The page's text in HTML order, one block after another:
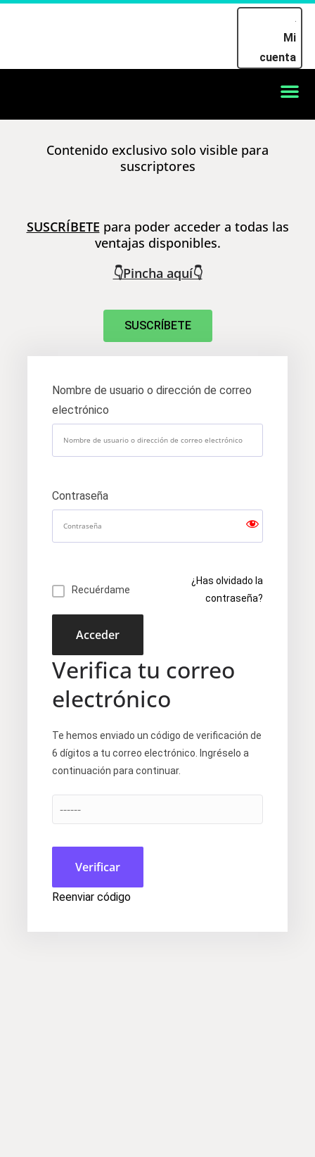
Mi
cuenta
Contenido exclusivo solo visible para
suscriptores
SUSCRÍBETE para poder acceder a todas las
ventajas disponibles.
👇Pincha aquí👇
SUSCRÍBETE
Nombre de usuario o dirección de correo
electrónico
Contraseña
Recuérdame
¿Has olvidado la
contraseña?
Acceder
Verifica tu correo
electrónico
Te hemos enviado un código de verificación de
6 dígitos a tu correo electrónico. Ingréselo a
continuación para continuar.
Verificar
Reenviar código